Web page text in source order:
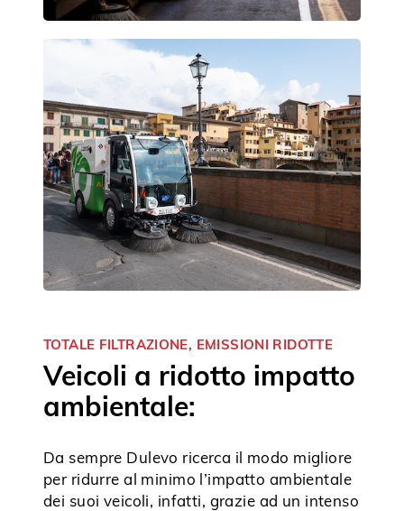
TOTALE FILTRAZIONE, EMISSIONI RIDOTTE
Veicoli a ridotto impatto
ambientale:
Da sempre Dulevo ricerca il modo migliore
per ridurre al minimo l’impatto ambientale
dei suoi veicoli, infatti, grazie ad un intenso